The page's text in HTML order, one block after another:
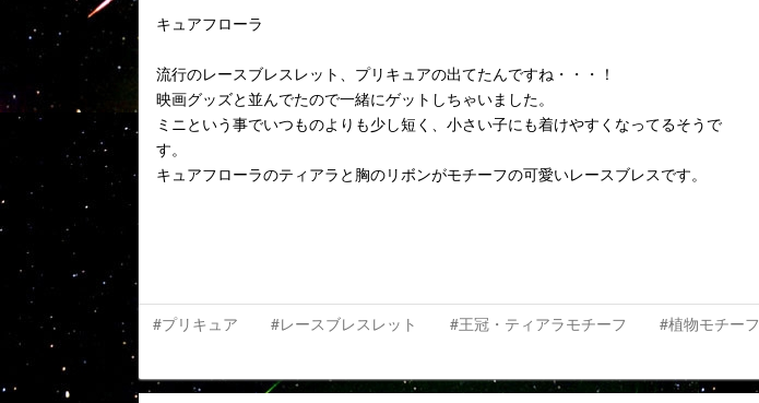
キュアフローラ
流行のレースブレスレット、プリキュアの出てたんですね・・・！
映画グッズと並んでたので一緒にゲットしちゃいました。
ミニという事でいつものよりも少し短く、小さい子にも着けやすくなってるそうで
す。
キュアフローラのティアラと胸のリボンがモチーフの可愛いレースブレスです。
#プリキュア #レースブレスレット #王冠・ティアラモチーフ #植物モチーフ